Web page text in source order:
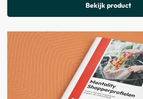
Bekijk product